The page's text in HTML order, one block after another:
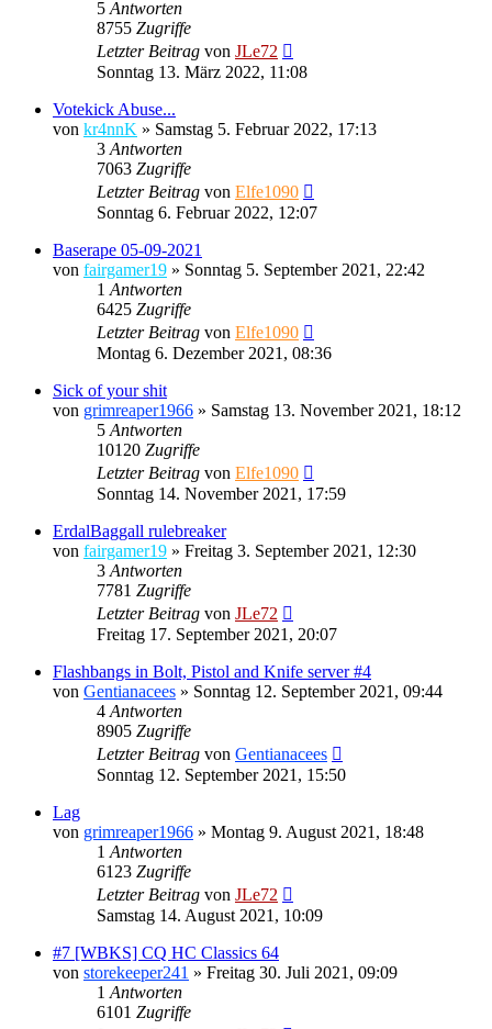
5 Antworten
8755 Zugriffe
Letzter Beitrag von JLe72
Sonntag 13. März 2022, 11:08
Votekick Abuse...
von kr4nnK » Samstag 5. Februar 2022, 17:13
3 Antworten
7063 Zugriffe
Letzter Beitrag von Elfe1090
Sonntag 6. Februar 2022, 12:07
Baserape 05-09-2021
von fairgamer19 » Sonntag 5. September 2021, 22:42
1 Antworten
6425 Zugriffe
Letzter Beitrag von Elfe1090
Montag 6. Dezember 2021, 08:36
Sick of your shit
von grimreaper1966 » Samstag 13. November 2021, 18:12
5 Antworten
10120 Zugriffe
Letzter Beitrag von Elfe1090
Sonntag 14. November 2021, 17:59
ErdalBaggall rulebreaker
von fairgamer19 » Freitag 3. September 2021, 12:30
3 Antworten
7781 Zugriffe
Letzter Beitrag von JLe72
Freitag 17. September 2021, 20:07
Flashbangs in Bolt, Pistol and Knife server #4
von Gentianacees » Sonntag 12. September 2021, 09:44
4 Antworten
8905 Zugriffe
Letzter Beitrag von Gentianacees
Sonntag 12. September 2021, 15:50
Lag
von grimreaper1966 » Montag 9. August 2021, 18:48
1 Antworten
6123 Zugriffe
Letzter Beitrag von JLe72
Samstag 14. August 2021, 10:09
#7 [WBKS] CQ HC Classics 64
von storekeeper241 » Freitag 30. Juli 2021, 09:09
1 Antworten
6101 Zugriffe